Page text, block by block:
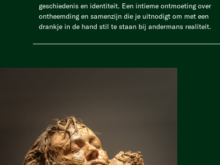
geschiedenis en identiteit. Een intieme ontmoeting over
ontheemding en samenzijn die je uitnodigt om met een
drankje in de hand stil te staan bij andermans realiteit.